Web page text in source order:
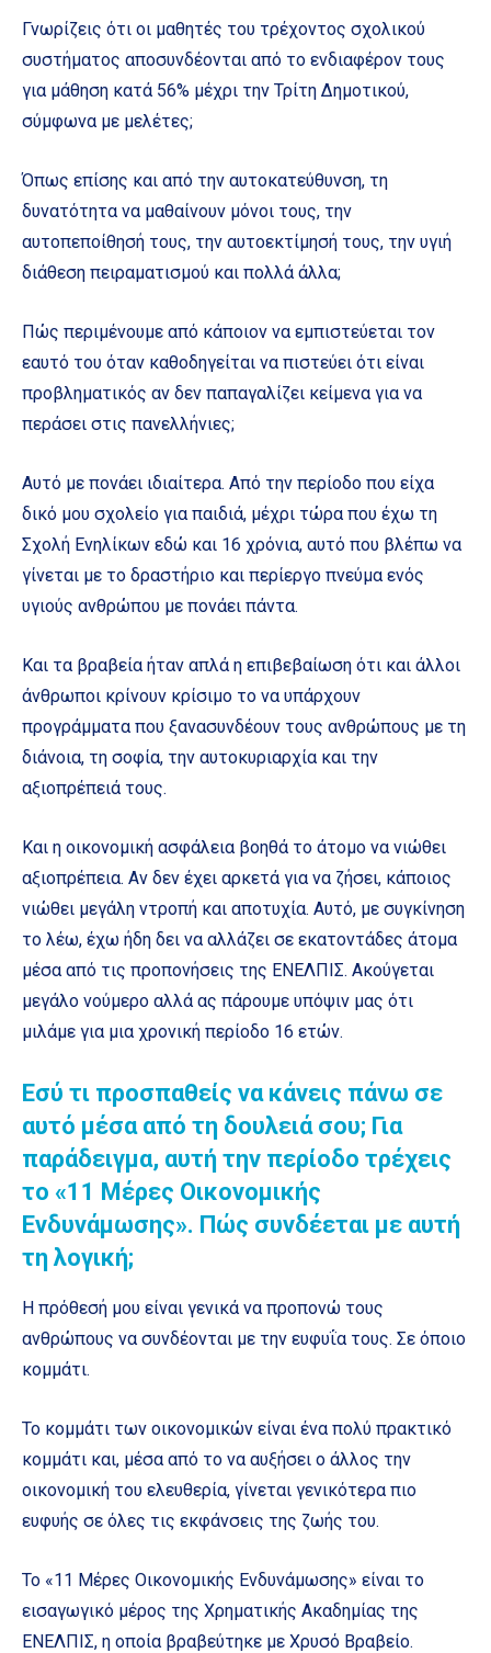
Γνωρίζεις ότι οι μαθητές του τρέχοντος σχολικού
συστήματος αποσυνδέονται από το ενδιαφέρον τους
για μάθηση κατά 56% μέχρι την Τρίτη Δημοτικού,
σύμφωνα με μελέτες;
Όπως επίσης και από την αυτοκατεύθυνση, τη
δυνατότητα να μαθαίνουν μόνοι τους, την
αυτοπεποίθησή τους, την αυτοεκτίμησή τους, την υγιή
διάθεση πειραματισμού και πολλά άλλα;
Πώς περιμένουμε από κάποιον να εμπιστεύεται τον
εαυτό του όταν καθοδηγείται να πιστεύει ότι είναι
προβληματικός αν δεν παπαγαλίζει κείμενα για να
περάσει στις πανελλήνιες;
Αυτό με πονάει ιδιαίτερα. Από την περίοδο που είχα
δικό μου σχολείο για παιδιά, μέχρι τώρα που έχω τη
Σχολή Ενηλίκων εδώ και 16 χρόνια, αυτό που βλέπω να
γίνεται με το δραστήριο και περίεργο πνεύμα ενός
υγιούς ανθρώπου με πονάει πάντα.
Και τα βραβεία ήταν απλά η επιβεβαίωση ότι και άλλοι
άνθρωποι κρίνουν κρίσιμο το να υπάρχουν
προγράμματα που ξανασυνδέουν τους ανθρώπους με τη
διάνοια, τη σοφία, την αυτοκυριαρχία και την
αξιοπρέπειά τους.
Και η οικονομική ασφάλεια βοηθά το άτομο να νιώθει
αξιοπρέπεια. Αν δεν έχει αρκετά για να ζήσει, κάποιος
νιώθει μεγάλη ντροπή και αποτυχία. Αυτό, με συγκίνηση
το λέω, έχω ήδη δει να αλλάζει σε εκατοντάδες άτομα
μέσα από τις προπονήσεις της ΕΝΕΛΠΙΣ. Ακούγεται
μεγάλο νούμερο αλλά ας πάρουμε υπόψιν μας ότι
μιλάμε για μια χρονική περίοδο 16 ετών.
Εσύ τι προσπαθείς να κάνεις πάνω σε
αυτό μέσα από τη δουλειά σου; Για
παράδειγμα, αυτή την περίοδο τρέχεις
το «11 Μέρες Οικονομικής
Ενδυνάμωσης». Πώς συνδέεται με αυτή
τη λογική;
Η πρόθεσή μου είναι γενικά να προπονώ τους
ανθρώπους να συνδέονται με την ευφυΐα τους. Σε όποιο
κομμάτι.
Το κομμάτι των οικονομικών είναι ένα πολύ πρακτικό
κομμάτι και, μέσα από το να αυξήσει ο άλλος την
οικονομική του ελευθερία, γίνεται γενικότερα πιο
ευφυής σε όλες τις εκφάνσεις της ζωής του.
Το «11 Μέρες Οικονομικής Ενδυνάμωσης» είναι το
εισαγωγικό μέρος της Χρηματικής Ακαδημίας της
ΕΝΕΛΠΙΣ, η οποία βραβεύτηκε με Χρυσό Βραβείο.